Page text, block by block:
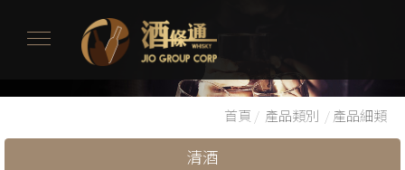
首頁 / 產品類別 /產品細類
清酒